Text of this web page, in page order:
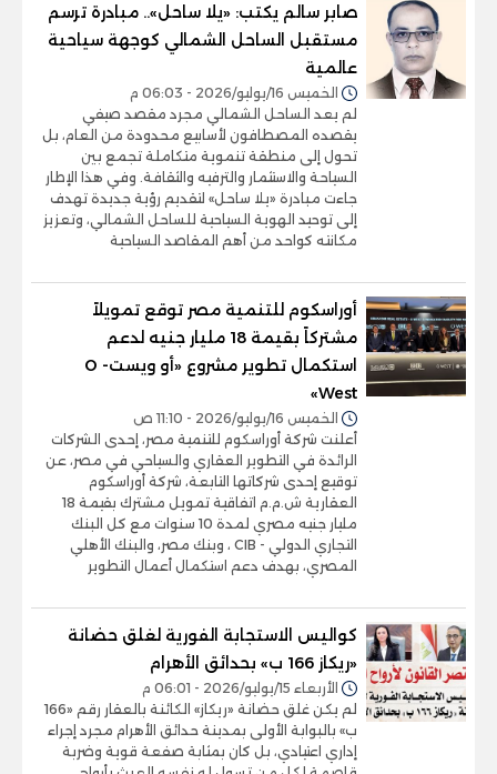
صابر سالم يكتب: «يلا ساحل».. مبادرة ترسم
مستقبل الساحل الشمالي كوجهة سياحية
عالمية
الخميس 16/يوليو/2026 - 06:03 م
لم يعد الساحل الشمالي مجرد مقصد صيفي
يقصده المصطافون لأسابيع محدودة من العام، بل
تحول إلى منطقة تنموية متكاملة تجمع بين
السياحة والاستثمار والترفيه والثقافة. وفي هذا الإطار
جاءت مبادرة «يلا ساحل» لتقديم رؤية جديدة تهدف
إلى توحيد الهوية السياحية للساحل الشمالي، وتعزيز
مكانته كواحد من أهم المقاصد السياحية
أوراسكوم للتنمية مصر توقع تمويلاً
مشتركاً بقيمة 18 مليار جنيه لدعم
استكمال تطوير مشروع «أو ويست- O
West»
الخميس 16/يوليو/2026 - 11:10 ص
أعلنت شركة أوراسكوم للتنمية مصر، إحدى الشركات
الرائدة في التطوير العقاري والسياحي في مصر، عن
توقيع إحدى شركاتها التابعة، شركة أوراسكوم
العقارية ش.م.م اتفاقية تمويل مشترك بقيمة 18
مليار جنيه مصري لمدة 10 سنوات مع كل البنك
التجاري الدولي - CIB ، وبنك مصر، والبنك الأهلي
المصري، بهدف دعم استكمال أعمال التطوير
كواليس الاستجابة الفورية لغلق حضانة
«ريكاز 166 ب» بحدائق الأهرام
الأربعاء 15/يوليو/2026 - 06:01 م
لم يكن غلق حضانة «ريكاز» الكائنة بالعقار رقم «166
ب» بالبوابة الأولى بمدينة حدائق الأهرام مجرد إجراء
إداري اعتيادي، بل كان بمثابة صفعة قوية وضربة